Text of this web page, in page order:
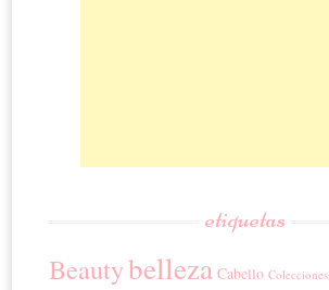
etiquetas
Beautybelleza Cabello Colecciones